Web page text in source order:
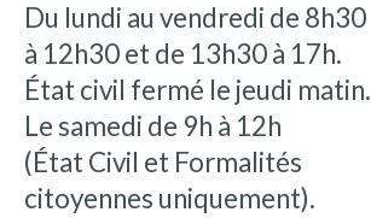
Du lundi au vendredi de 8h30
à 12h30 et de 13h30 à 17h.
État civil fermé le jeudi matin.
Le samedi de 9h à 12h
(État Civil et Formalités
citoyennes uniquement).